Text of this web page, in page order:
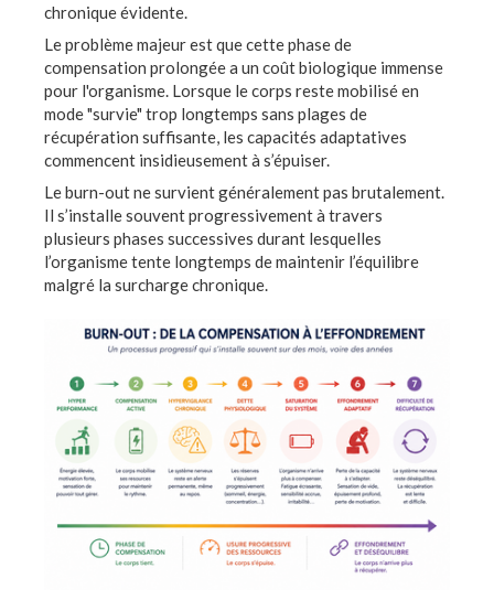
chronique évidente.
Le problème majeur est que cette phase de
compensation prolongée a un coût biologique immense
pour l'organisme. Lorsque le corps reste mobilisé en
mode "survie" trop longtemps sans plages de
récupération suffisante, les capacités adaptatives
commencent insidieusement à s’épuiser.
Le burn-out ne survient généralement pas brutalement.
Il s’installe souvent progressivement à travers
plusieurs phases successives durant lesquelles
l’organisme tente longtemps de maintenir l’équilibre
malgré la surcharge chronique.